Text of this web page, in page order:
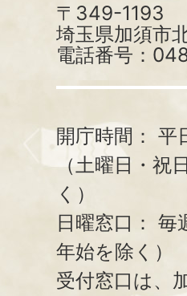
〒349-1193
埼玉県加須市
電話番号：
開庁時間： 平
（土曜日・祝
く）
日曜窓口： 毎
年始を除く）
受付窓口は、